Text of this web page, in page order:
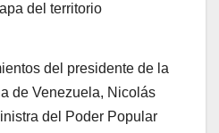
del territorio
del presidente de la
de Venezuela, Nicolás
del Poder Popular